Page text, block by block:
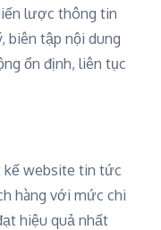
lược thông tin
biên tập nội dung
ổn định, liên tục
kế website tin tức
hàng với mức chi
hiệu quả nhất